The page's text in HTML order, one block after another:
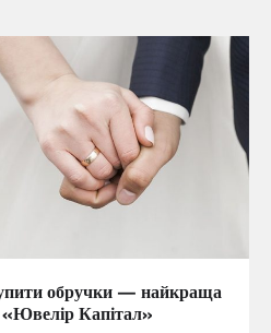
обручки — найкраща
«Ювелір Капітал»